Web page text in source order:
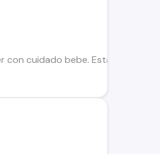
con cuidado bebe. Esta todo al